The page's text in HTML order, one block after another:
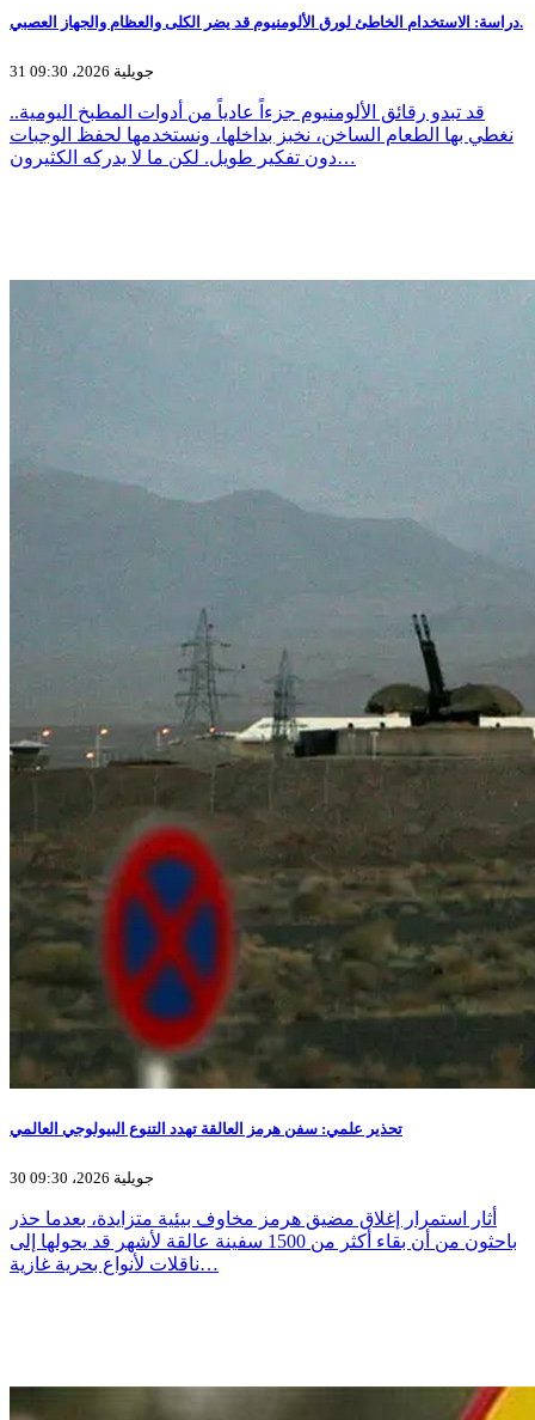
دراسة: الاستخدام الخاطئ لورق الألومنيوم قد يضر الكلى والعظام والجهاز العصبي.
31 جويلية 2026، 09:30
قد تبدو رقائق الألومنيوم جزءاً عادياً من أدوات المطبخ اليومية..
نغطي بها الطعام الساخن، نخبز بداخلها، ونستخدمها لحفظ الوجبات
دون تفكير طويل. لكن ما لا يدركه الكثيرون…
تحذير علمي: سفن هرمز العالقة تهدد التنوع البيولوجي العالمي
30 جويلية 2026، 09:30
أثار استمرار إغلاق مضيق هرمز مخاوف بيئية متزايدة، بعدما حذر
باحثون من أن بقاء أكثر من 1500 سفينة عالقة لأشهر قد يحولها إلى
ناقلات لأنواع بحرية غازية…